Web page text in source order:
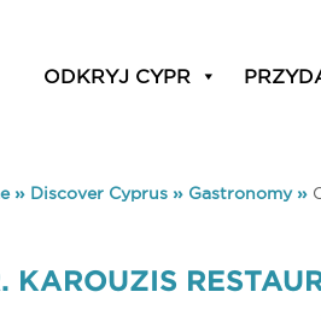
ODKRYJ CYPR
» Discover Cyprus » Gastronomy»
KAROUZIS